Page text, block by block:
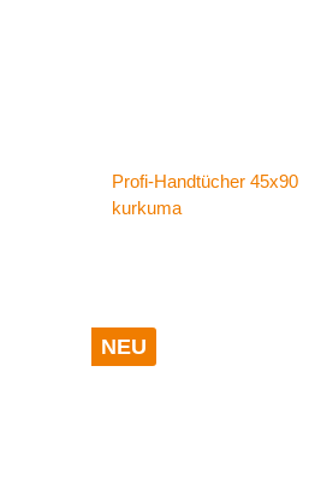
Profi-Handtücher 45x90
kurkuma
NEU